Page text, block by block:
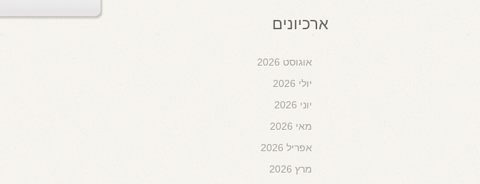
ארכיונים
אוגוסט 2026
יולי 2026
יוני 2026
מאי 2026
אפריל 2026
מרץ 2026